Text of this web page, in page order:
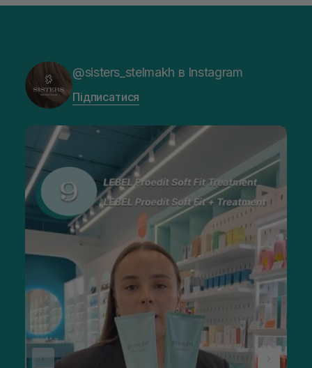
@sisters_stelmakh в Instagram
Підписатися